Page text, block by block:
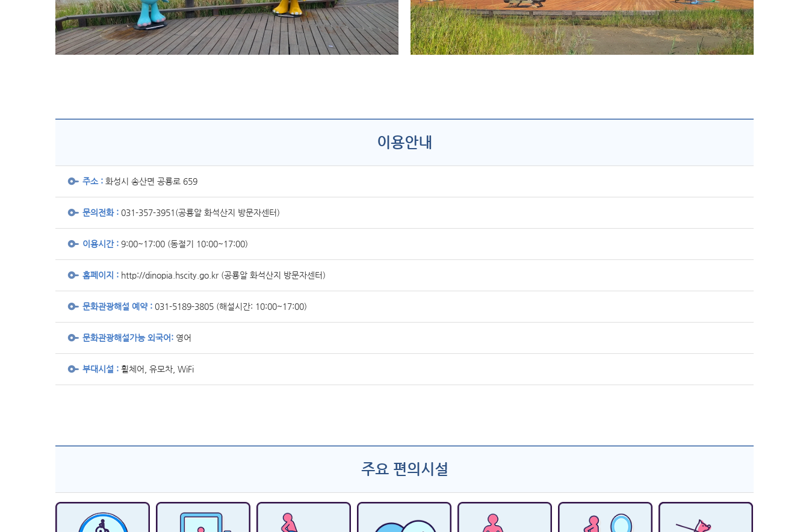
이용안내
주소 : 화성시 송산면 공룡로 659
문의전화 : 031-357-3951(공룡알 화석산지 방문자센터)
이용시간 : 9:00~17:00 (동절기 10:00~17:00)
홈페이지 : http://dinopia.hscity.go.kr (공룡알 화석산지 방문자센터)
문화관광해설 예약 : 031-5189-3805 (해설시간: 10:00~17:00)
문화관광해설가능 외국어: 영어
부대시설 : 휠체어, 유모차, WiFi
주요 편의시설